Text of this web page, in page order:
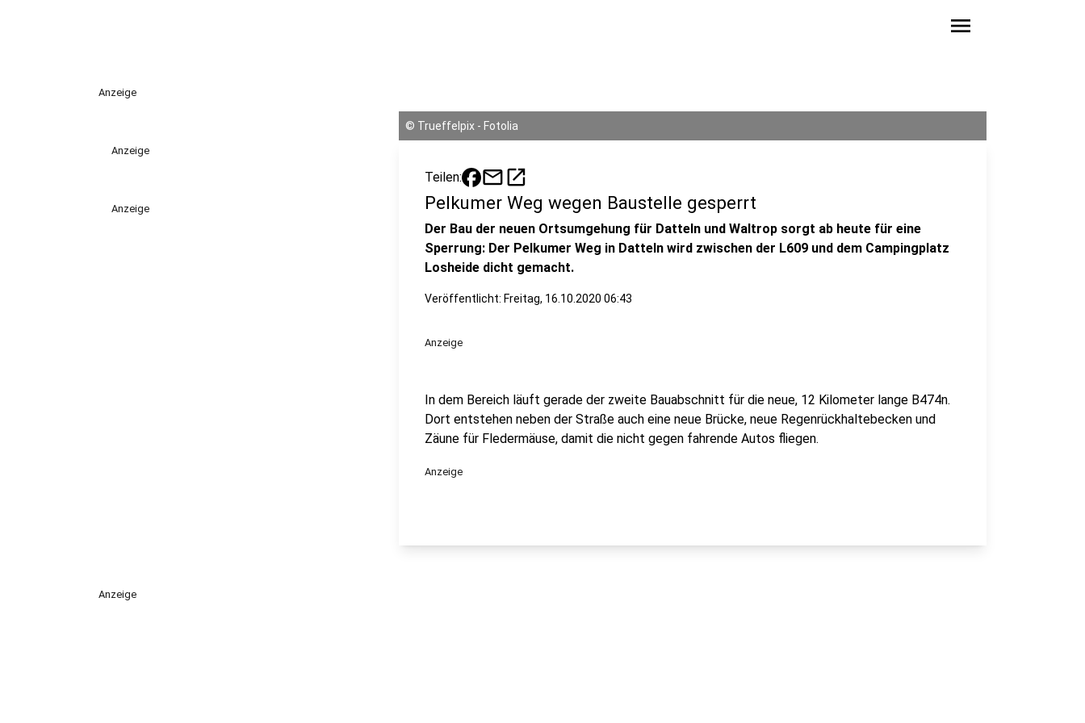
menu
Anzeige
Anzeige
Anzeige
© Trueffelpix - Fotolia
Teilen: mailopen_in_new
Pelkumer Weg wegen Baustelle gesperrt
Der Bau der neuen Ortsumgehung für Datteln und Waltrop sorgt ab heute für eine
Sperrung: Der Pelkumer Weg in Datteln wird zwischen der L609 und dem Campingplatz
Losheide dicht gemacht.
Veröffentlicht: Freitag, 16.10.2020 06:43
Anzeige
In dem Bereich läuft gerade der zweite Bauabschnitt für die neue, 12 Kilometer lange B474n.
Dort entstehen neben der Straße auch eine neue Brücke, neue Regenrückhaltebecken und
Zäune für Fledermäuse, damit die nicht gegen fahrende Autos fliegen.
Anzeige
Anzeige